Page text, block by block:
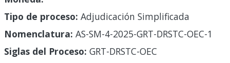
Tipo de proceso: Adjudicación Simplificada
Nomenclatura: AS-SM-4-2025-GRT-DRSTC-OEC-1
Siglas del Proceso: GRT-DRSTC-OEC